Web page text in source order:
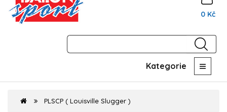
0 Kč
Kategorie
PLSCP ( Louisville Slugger )